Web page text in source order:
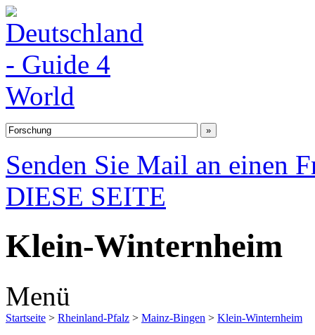
Senden Sie Mail an einen
DIESE SEITE
Klein-Winternheim
Menü
Startseite > Rheinland-Pfalz > Mainz-Bingen > Klein-Winternheim